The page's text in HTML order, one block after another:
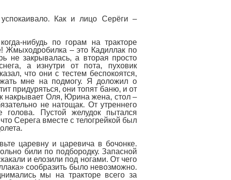
Как и лицо Серёги –
нибудь по горам на тракторе
Жмыходробилка – это Кадиллак по
не закрывалась, а вторая просто
а изнутри от пота, пуховик
что они с тестем беспокоятся,
мне на подмогу. Я доложил о
придуряться, они топят баню, и от
накрывает Оля, Юрина жена, стол –
не натощак. От утреннего
Пустой желудок пытался
Серега вместе с телогрейкой был
царевну и царевича в бочонке.
били по подбородку. Запасной
и елозили под ногами. От чего
сообразить было невозможно.
мы на тракторе всего за